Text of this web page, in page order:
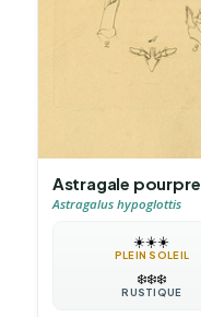
Astragale pourpre
Astragalus hypoglottis
☀️☀️☀️
PLEIN SOLEIL
❄️❄️❄️
RUSTIQUE